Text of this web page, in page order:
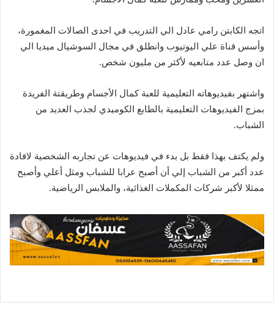
اتجه الكابتن رامي عادل الي التدريب في احدى الصالات المغمورة،
وأسس قناة علي اليوتيوب وانطلق في مجال السوشيال ميديا الي
ان وصل عدد متابعيه لأكثر من مليون شخص.
واشتهر بفيديوهاته التعليمية للعبة كمال الأجسام وطريقتة الفريدة
بمزج الفيديوهات التعليمية بالطابع الكوميدي لجذب العديد من
الشباب.
ولم يكتف بهذا فقط بل بدء في فيديوهات عن تجاربه الشخصية لافادة
عدد أكبر من الشباب إلي أن أصبح عرابا للشباب ومثل أعلي وأصبح
ممثلا لأكبر شركات المكملات الغذائية، والملابس الرياضية.